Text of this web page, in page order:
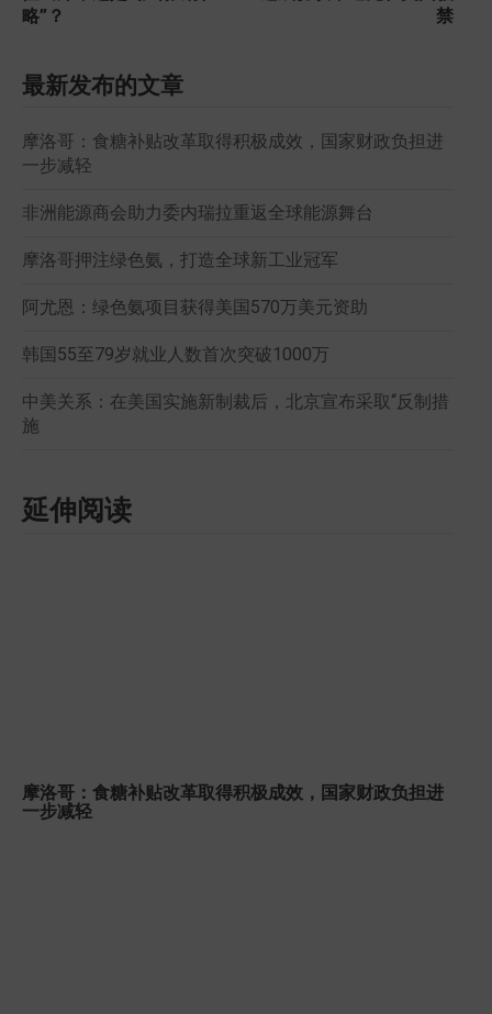
略”？
禁
最新发布的文章
摩洛哥：食糖补贴改革取得积极成效，国家财政负担进
一步减轻
非洲能源商会助力委内瑞拉重返全球能源舞台
摩洛哥押注绿色氨，打造全球新工业冠军
阿尤恩：绿色氨项目获得美国570万美元资助
韩国55至79岁就业人数首次突破1000万
中美关系：在美国实施新制裁后，北京宣布采取“反制措
施
延伸阅读
摩洛哥：食糖补贴改革取得积极成效，国家财政负担进
一步减轻